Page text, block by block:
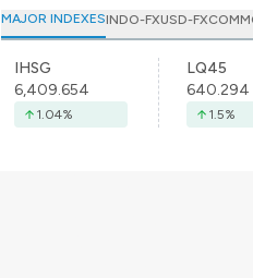
MAJOR INDEXESINDO-FXUSD-FX
IHSG
6,409.654
1.04%
LQ45
640.294
1.5%